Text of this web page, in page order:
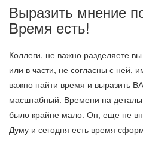
Выразить мнение
Время есть!
Коллеги, не важно разделяете
или в части, не согласны с ней,
важно найти время и выразить
масштабный. Времени на
было крайне мало. Он, еще не
Думу и сегодня есть время